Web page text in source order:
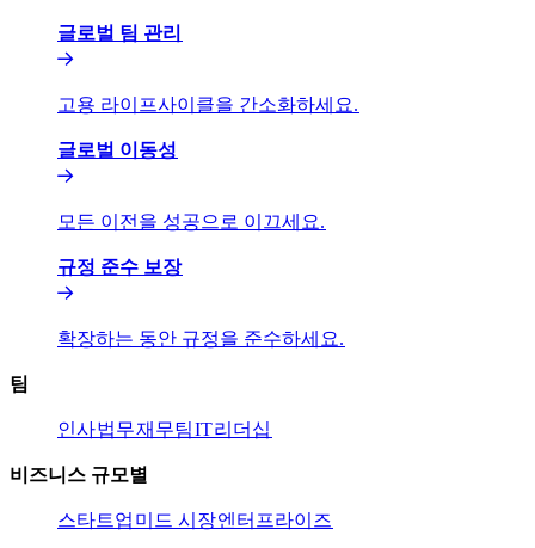
글로벌 팀 관리​​
고용 라이프사이클을 간소화하세요.​​
글로벌 이동성​​
모든 이전을 성공으로 이끄세요.​​
규정 준수 보장​​
확장하는 동안 규정을 준수하세요.​​
팀​​
인사​​법무​​재무팀​​IT​​리더십​​
비즈니스 규모별​​
스타트업​​ 미드 시장​​엔터프라이즈​​